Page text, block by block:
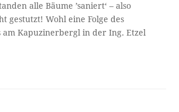
alle Bäume ’saniert‘ – also
gestutzt! Wohl eine Folge des
am Kapuzinerbergl in der Ing. Etzel